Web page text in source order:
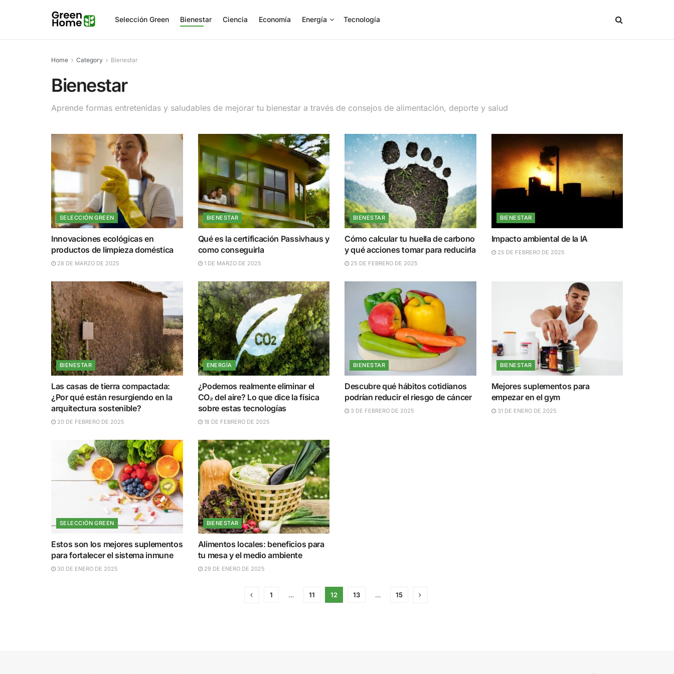
Selección Green Bienestar Ciencia Economía Energía Tecnología
Home Category Bienestar
Bienestar
Aprende formas entretenidas y saludables de mejorar tu bienestar a través de consejos de alimentación, deporte y salud
SELECCIÓN GREEN
Innovaciones ecológicas en
productos de limpieza doméstica
28 DE MARZO DE 2025
BIENESTAR
Qué es la certificación Passivhaus y
como conseguirla
1 DE MARZO DE 2025
BIENESTAR
Cómo calcular tu huella de carbono
y qué acciones tomar para reducirla
25 DE FEBRERO DE 2025
BIENESTAR
Impacto ambiental de la IA
25 DE FEBRERO DE 2025
BIENESTAR
Las casas de tierra compactada:
¿Por qué están resurgiendo en la
arquitectura sostenible?
20 DE FEBRERO DE 2025
ENERGÍA
¿Podemos realmente eliminar el
CO₂ del aire? Lo que dice la física
sobre estas tecnologías
18 DE FEBRERO DE 2025
BIENESTAR
Descubre qué hábitos cotidianos
podrían reducir el riesgo de cáncer
3 DE FEBRERO DE 2025
BIENESTAR
Mejores suplementos para
empezar en el gym
31 DE ENERO DE 2025
SELECCIÓN GREEN
Estos son los mejores suplementos
para fortalecer el sistema inmune
30 DE ENERO DE 2025
BIENESTAR
Alimentos locales: beneficios para
tu mesa y el medio ambiente
29 DE ENERO DE 2025
1 … 11 12 13 … 15